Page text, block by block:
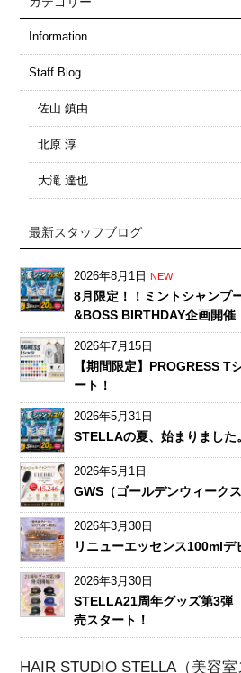
Information
Staff Blog
佐山 鎮由
北原 淳
大滝 達也
最新スタッフブログ
2026年8月1日 NEW
8月限定！！ミントシャンプ
&BOSS BIRTHDAY企画開催
2026年7月15日
【期間限定】PROGRESS T
ート！
2026年5月31日
STELLAの夏、始まりました。
2026年5月1日
GWS（ゴールデンウィーク
2026年3月30日
リニューエッセンス100mlデ
2026年3月30日
STELLA21周年グッズ第3弾
売スタート！
HAIR STUDIO STELLA（美容